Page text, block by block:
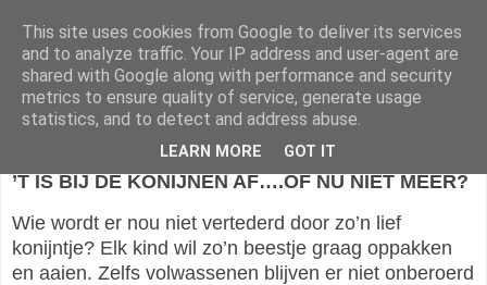
Vrienden van Te Werve
’T IS BIJ DE KONIJNEN AF….OF NU NIET MEER?
Wie wordt er nou niet vertederd door zo’n lief
konijntje? Elk kind wil zo’n beestje graag oppakken
en aaien. Zelfs volwassenen blijven er niet onberoerd
This site uses cookies from Google to deliver its services
and to analyze traffic. Your IP address and user-agent are
shared with Google along with performance and security
metrics to ensure quality of service, generate usage
statistics, and to detect and address abuse.
LEARN MORE GOT IT